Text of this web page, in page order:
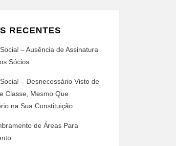
RECENTES
– Ausência de Assinatura
Sócios
– Desnecessário Visto de
Classe, Mesmo Que
na Sua Constituição
de Áreas Para